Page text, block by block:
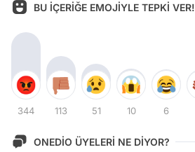
BU İÇERİĞE EMOJİYLE TEPKİ VER!
344 113 51 10 6
ONEDİO ÜYELERİ NE DİYOR?